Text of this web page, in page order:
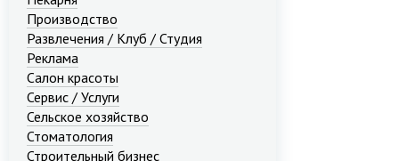
Производство
Развлечения / Клуб / Студия
Реклама
Салон красоты
Сервис / Услуги
Сельское хозяйство
Стоматология
Строительный бизнес